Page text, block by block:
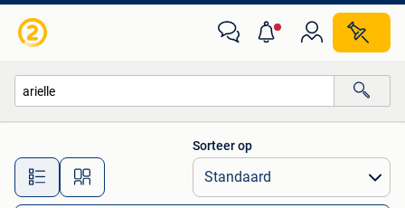
Alle afstanden…
Sorteer op